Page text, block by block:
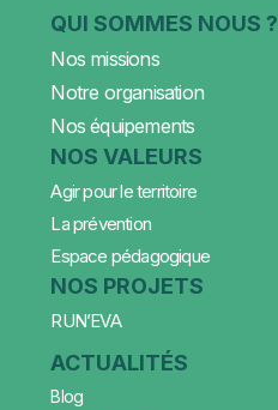
QUI SOMMES NOUS ?
Nos missions
Notre organisation
Nos équipements
NOS VALEURS
Agir pour le territoire
La prévention
Espace pédagogique
NOS PROJETS
RUN’EVA
ACTUALITÉS
Blog